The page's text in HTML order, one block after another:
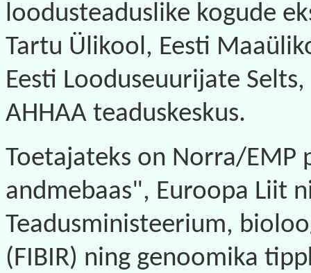
loodusteaduslike kogude
Tartu Ülikool, Eesti
Eesti Looduseuurijate
AHHAA teaduskeskus.
Toetajateks on Norra/EMP
andmebaas", Euroopa Liit
Teadusministeerium,
(FIBIR) ning genoomika